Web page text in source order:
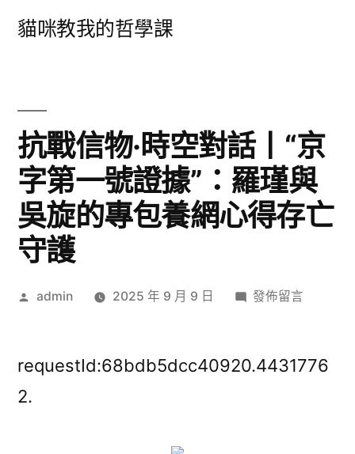
貓咪教我的哲學課
抗戰信物·時空對話丨“京
字第一號證據”：羅瑾與
吳旋的專包養網心得存亡
守護
作
admin 2025 年 9 月 9 日
在
信
發佈留言
requestId:68bdb5dcc40920.4431776
2.